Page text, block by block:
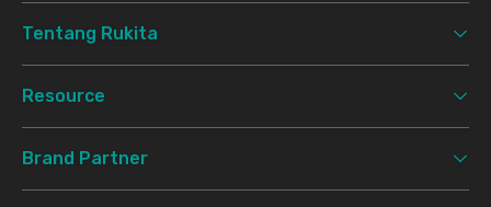
Tentang Rukita
Resource
Brand Partner